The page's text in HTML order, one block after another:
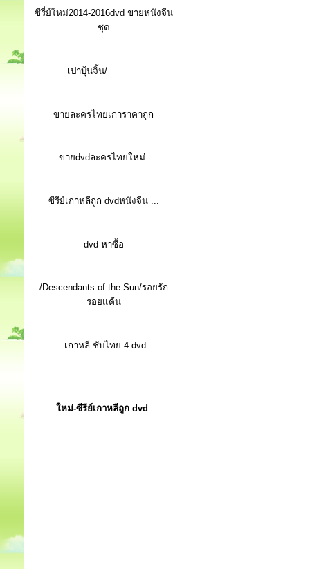
ซีรี่ย์ใหม่2014-2016dvd ขายหนังจีน
ชุด
เปาบุ้นจิ้น/
ขายละครไทยเก่าราคาถูก
ขายdvdละครไทยใหม่-
ซีรีย์เกาหลีถูก dvdหนังจีน ...
dvd หาซื้อ
/Descendants of the Sun/รอยรัก
รอยแค้น
เกาหลี-ซับไทย 4 dvd
ใหม่-ซีรีย์เกาหลีถูก dvd